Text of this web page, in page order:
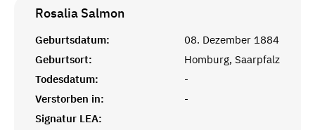
Rosalia Salmon
Geburtsdatum:
08. Dezember 1884
Geburtsort:
Homburg, Saarpfalz
Todesdatum:
-
Verstorben in:
-
Signatur LEA: